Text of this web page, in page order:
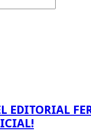
EDITORIAL